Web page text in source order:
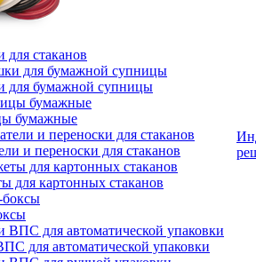
стаканов
для бумажной супницы
бумажные
и переноски для стаканов
для картонных стаканов
для автоматической упаковки